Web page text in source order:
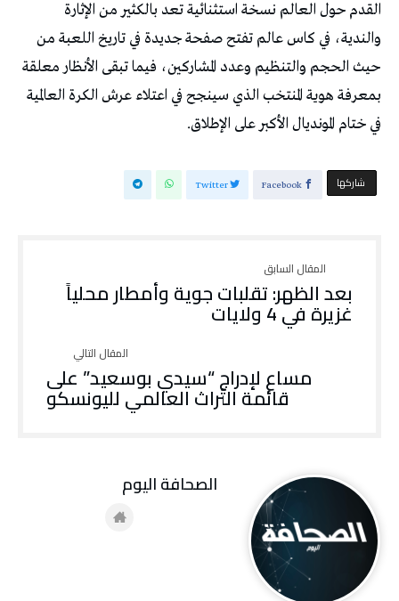
القدم حول العالم نسخة استثنائية تعد بالكثير من الإثارة
والندية، في كاس عالم تفتح صفحة جديدة في تاريخ اللعبة من
حيث الحجم والتنظيم وعدد المشاركين، فيما تبقى الأنظار معلقة
بمعرفة هوية المنتخب الذي سينجح في اعتلاء عرش الكرة العالمية
في ختام المونديال الأكبر على الإطلاق.
‫‫ شاركها‬ Facebook
Twitter
بعد الظهر: تقلبات جوية وأمطار محلياً
غزيرة في 4 ولايات
مساع لإدراج “سيدي بوسعيد” على
قائمة التّراث العالمي لليونسكو